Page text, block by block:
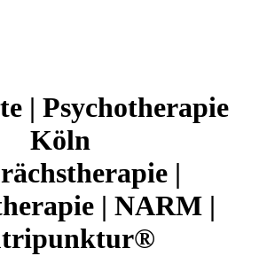
| Psychotherapie
Köln
|
| NARM |